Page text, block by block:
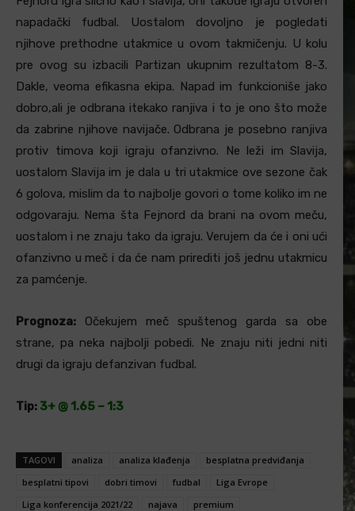
napadački fudbal. Uostalom dovoljno je pogledati
njihove prethodne utakmice u ovom takmičenju. U kolu
pre ovog su izbacili Partizan ukupnim rezultatom 8-3.
Dakle, veoma efikasna ekipa. Napad im funkcioniše jako
dobro,ali je odbrana itekako ranjiva i to je ono što može
da zabrine njihove navijače. Odbrana je posebno ranjiva
protiv timova koji igraju ofanzivno. Ne leži im Slavija,
uostalom Slavija im je dala u tri utakmice ove sezone čak
6 golova, mislim da to najbolje govori o tome koliko im ne
odgovaraju. Nema šta Fejnord da brani na ovom meču,
uostalom i ne znaju tako da igraju. Verujem da će i oni ući
ofanzivno u meč i da će nam prirediti još jednu utakmicu
za pamćenje.
Prognoza: Očekujem meč spuštenog garda sa obe
strane, pa neka najbolji pobedi. Ne znaju niti jedni niti
drugi da igraju defanzivan fudbal.
Tip: 3+ @ 1.65 – 1:3
TAGOVI analiza analiza klađenja
besplatna predviđanja
besplatni tipovi
dobri timovi fudbal
Liga Evrope
Liga konferencija 2021/22
najava
premium